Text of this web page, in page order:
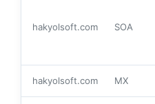
hakyolsoft.com SOA
hakyolsoft.com MX